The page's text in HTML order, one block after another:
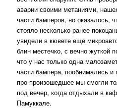
аварии своими метаниями,
части бамперов, но оказалось,
стояло несколько ранее
увидели в кювете еще
блин местечко, с вечно жуткой
что у нас только одна
части бампера, пообнимались
про произошедшее мы смогли
под вечер, когда отдыхали в
Памуккале.